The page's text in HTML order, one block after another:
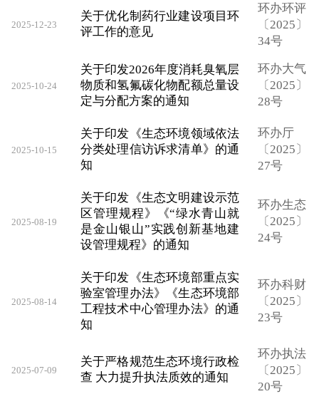
2025-12-23
关于优化制药行业建设项目环
评工作的意见
环办环评
〔2025〕
34号
2025-10-24
关于印发2026年度消耗臭氧层
物质和氢氟碳化物配额总量设
定与分配方案的通知
环办大气
〔2025〕
28号
2025-10-15
关于印发《生态环境领域依法
分类处理信访诉求清单》的通
知
环办厅
〔2025〕
27号
2025-08-19
关于印发《生态文明建设示范
区管理规程》《“绿水青山就
是金山银山”实践创新基地建
设管理规程》的通知
环办生态
〔2025〕
24号
2025-08-14
关于印发《生态环境部重点实
验室管理办法》《生态环境部
工程技术中心管理办法》的通
知
环办科财
〔2025〕
23号
2025-07-09
关于严格规范生态环境行政检
查 大力提升执法质效的通知
环办执法
〔2025〕
20号